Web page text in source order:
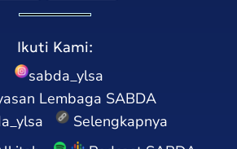
Ikuti Kami:
sabda_ylsa
Lembaga SABDA
Selengkapnya